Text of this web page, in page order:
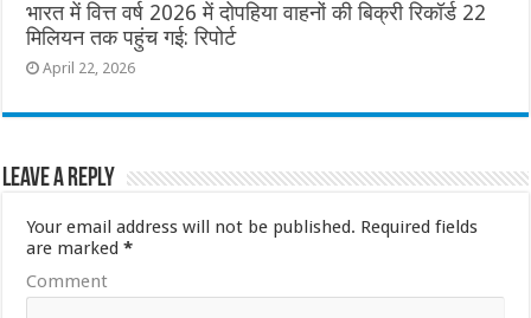
भारत में वित्त वर्ष 2026 में दोपहिया वाहनों की बिक्री रिकॉर्ड 22
मिलियन तक पहुंच गई: रिपोर्ट
April 22, 2026
Leave a Reply
Your email address will not be published. Required fields
are marked*
Comment